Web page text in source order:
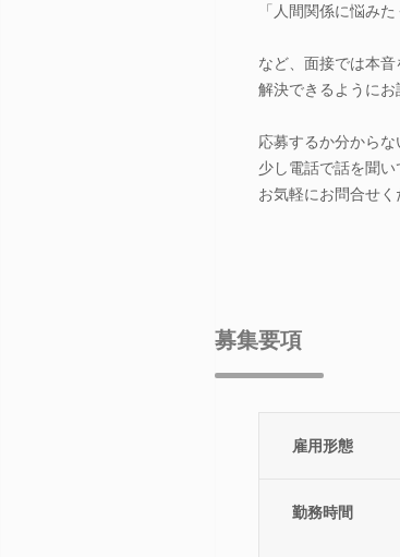
「人間関係に悩みた
など、面接では本音
解決できるようにお
応募するか分からな
少し電話で話を聞い
お気軽にお問合せく
募集要項
雇用形態
勤務時間